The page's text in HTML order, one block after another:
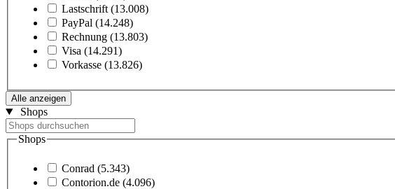
Lastschrift (13.008)
PayPal (14.248)
Rechnung (13.803)
Visa (14.291)
Vorkasse (13.826)
Alle anzeigen
Shops
Shops
Conrad (5.343)
Contorion.de (4.096)